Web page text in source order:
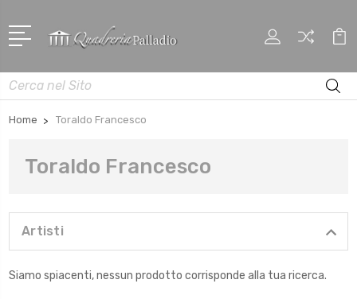
Cerca
Home Toraldo Francesco
Toraldo Francesco
Artisti
Siamo spiacenti, nessun prodotto corrisponde alla tua ricerca.